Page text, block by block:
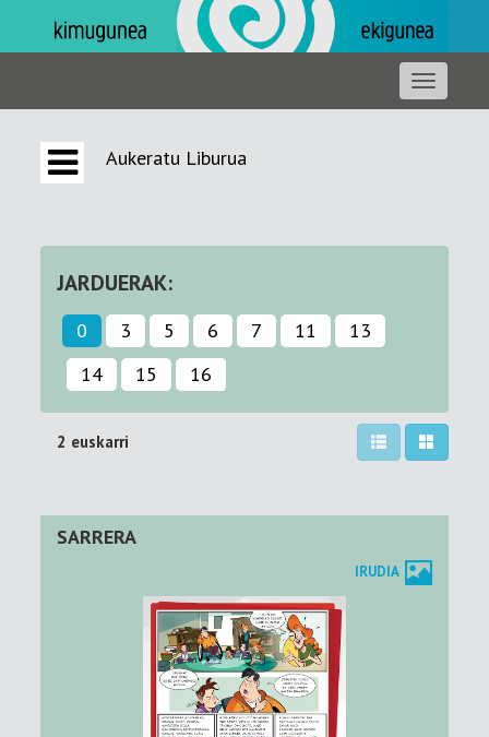
Aukeratu Liburua
JARDUERAK:
0 3 5 6 7 11
13
14
15 16
2 euskarri
SARRERA
IRUDIA